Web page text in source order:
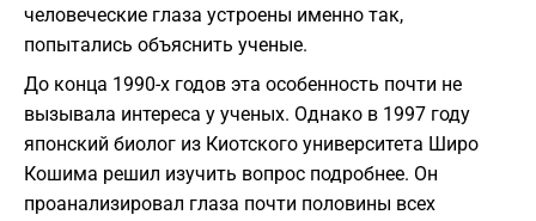
человеческие глаза устроены именно так,
попытались объяснить ученые.
До конца 1990-х годов эта особенность почти не
вызывала интереса у ученых. Однако в 1997 году
японский биолог из Киотского университета Широ
Кошима решил изучить вопрос подробнее. Он
проанализировал глаза почти половины всех